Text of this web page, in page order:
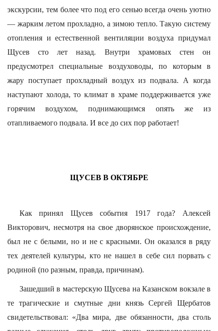
экскурсии, тем более что под его сенью всегда очень уютно
— жарким летом прохладно, а зимою тепло. Такую систему
отопления и естественной вентиляции воздуха придумал
Щусев сто лет назад. Внутри храмовых стен он
предусмотрел специальные воздуховоды, по которым в
жару поступает прохладный воздух из подвала. А когда
наступают холода, то климат в храме поддерживается уже
горячим воздухом, поднимающимся опять же из
отапливаемого подвала. И все до сих пор работает!
ЩУСЕВ В ОКТЯБРЕ
Как принял Щусев события 1917 года? Алексей
Викторович, несмотря на свое дворянское происхождение,
был не с белыми, но и не с красными. Он оказался в ряду
тех деятелей культуры, кто не нашел в себе сил порвать с
родиной (по разным, правда, причинам).
Зашедший в мастерскую Щусева на Казанском вокзале в
те трагические и смутные дни князь Сергей Щербатов
свидетельствовал: «Два мира, две обязанности, два столь